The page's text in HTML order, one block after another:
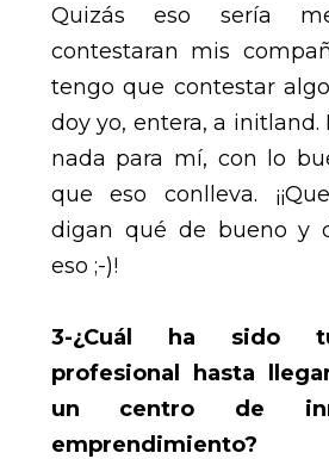
Quizás eso sería
contestaran mis
tengo que contestar
doy yo, entera, a initland.
nada para mí, con lo
que eso conlleva.
digan qué de bueno y
eso ;-)!
3-¿Cuál ha sido
profesional hasta
un centro de
emprendimiento?